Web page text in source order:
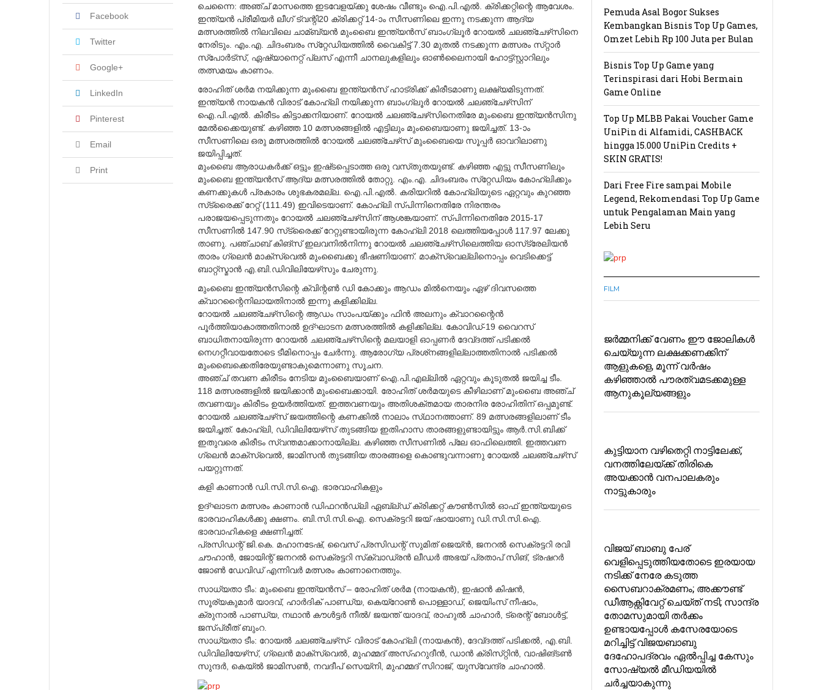
yang Lebih Seru2
0
2
ചെന്നൈ: അഞ്ച്‌ മാസത്തെ ഇടവേളയ്‌ക്കു ശേഷം വീണ്ടും ഐ.പി.എല്‍. ക്രിക്കറ്റിന്റെ ആവേശം.
ഇന്ത്യന്‍ പ്രീമിയര്‍ ലീഗ്‌ ട്വന്റി20 ക്രിക്കറ്റ്‌ 14-ാം സീസണിലെ ഇന്നു നടക്കുന്ന ആദ്യ
മത്സരത്തില്‍ നിലവിലെ ചാമ്ബ്യന്‍ മുംബൈ ഇന്ത്യന്‍സ്‌ ബാംഗ്ലൂര്‍ റോയല്‍ ചലഞ്ചേഴ്‌സിനെ
നേരിടും. എം.എ. ചിദംബരം സ്‌റ്റേഡിയത്തില്‍ വൈകിട്ട്‌ 7.30 മുതല്‍ നടക്കുന്ന മത്സരം സ്‌റ്റാര്‍
സ്‌പോര്‍ട്‌സ്, ഏഷ്യാനെറ്റ്‌ പ്ലസ്‌ എന്നീ ചാനലുകളിലും ഓണ്‍ലൈനായി ഹോട്ട്‌സ്റ്റാറിലും
തത്സമയം കാണാം.
രോഹിത്‌ ശര്‍മ നയിക്കുന്ന മുംബൈ ഇന്ത്യന്‍സ്‌ ഹാട്രിക്ക്‌ കിരീടമാണു ലക്ഷ്യമിടുന്നത്‌.
ഇന്ത്യന്‍ നായകന്‍ വിരാട്‌ കോഹ്ലി നയിക്കുന്ന ബാംഗ്ലൂര്‍ റോയല്‍ ചലഞ്ചേഴ്‌സിന്‌
ഐ.പി.എല്‍. കിരീടം കിട്ടാക്കനിയാണ്‌. റോയല്‍ ചലഞ്ചേഴ്‌സിനെതിരേ മുംബൈ ഇന്ത്യന്‍സിനു
മേല്‍ക്കൈയുണ്ട്‌. കഴിഞ്ഞ 10 മത്സരങ്ങളില്‍ എട്ടിലും മുംബൈയാണു ജയിച്ചത്‌. 13-ാം
സീസണിലെ ഒരു മത്സരത്തില്‍ റോയല്‍ ചലഞ്ചേഴ്‌സ് മുംബൈയെ സൂപ്പര്‍ ഓവറിലാണു
ജയിപ്പിച്ചത്‌.
മുംബൈ ആരാധകര്‍ക്ക്‌ ഒട്ടും ഇഷ്‌ടപ്പെടാത്ത ഒരു വസ്‌തുതയുണ്ട്‌. കഴിഞ്ഞ എട്ടു സീസണിലും
മുംബൈ ഇന്ത്യന്‍സ്‌ ആദ്യ മത്സരത്തില്‍ തോറ്റു. എം.എ. ചിദംബരം സ്‌റ്റേഡിയം കോഹ്ലിക്കും
കണക്കുകള്‍ പ്രകാരം ശുഭകരമല്ല. ഐ.പി.എല്‍. കരിയറില്‍ കോഹ്ലിയുടെ ഏറ്റവും കുറഞ്ഞ
സ്‌ട്രൈക്ക്‌ റേറ്റ്‌ (111.49) ഇവിടെയാണ്‌. കോഹ്ലി സ്‌പിന്നിനെതിരേ നിരന്തരം
പരാജയപ്പെടുന്നതും റോയല്‍ ചലഞ്ചേഴ്‌സിന്‌ ആശങ്കയാണ്‌. സ്‌പിന്നിനെതിരേ 2015-17
സീസണില്‍ 147.90 സ്‌ട്രൈക്ക്‌ റേറ്റുണ്ടായിരുന്ന കോഹ്ലി 2018 ലെത്തിയപ്പോള്‍ 117.97 ലേക്കു
താണു. പഞ്ചാബ്‌ കിങ്‌സ് ഇലവനില്‍നിന്നു റോയല്‍ ചലഞ്ചേഴ്‌സിലെത്തിയ ഓസ്‌ട്രേലിയന്‍
താരം ഗ്ലെന്‍ മാക്‌സ്വെല്‍ മുംബൈക്കു ഭീഷണിയാണ്‌. മാക്‌സ്വെല്ലിനൊപ്പം വെടിക്കെട്ട്‌
ബാറ്റ്‌സ്മാന്‍ എ.ബി.ഡിവിലിയേഴ്‌സും ചേരുന്നു.
മുംബൈ ഇന്ത്യന്‍സിന്റെ ക്വിന്റണ്‍ ഡി കോക്കും ആഡം മില്‍നെയും ഏഴ്‌ ദിവസത്തെ
ക്വാറന്റൈനിലായതിനാല്‍ ഇന്നു കളിക്കില്ല.
റോയല്‍ ചലഞ്ചേഴ്‌സിന്റെ ആഡം സാംപയ്‌ക്കും ഫിന്‍ അലനും ക്വാറന്റൈന്‍
പൂര്‍ത്തിയാകാത്തതിനാല്‍ ഉദ്‌ഘാടന മത്സരത്തില്‍ കളിക്കില്ല. കോവിഡ്‌-19 വൈറസ്‌
ബാധിതനായിരുന്ന റോയല്‍ ചലഞ്ചേഴ്‌സിന്റെ മലയാളി ഓപ്പണര്‍ ദേവ്‌ദത്ത്‌ പടിക്കല്‍
നെഗറ്റീവായതോടെ ടീമിനൊപ്പം ചേര്‍ന്നു. ആരോഗ്യ പ്രശ്‌നങ്ങളില്ലാത്തതിനാല്‍ പടിക്കല്‍
മുംബൈക്കെതിരേയുണ്ടാകുമെന്നാണു സൂചന.
അഞ്ച്‌ തവണ കിരീടം നേടിയ മുംബൈയാണ്‌ ഐ.പി.എല്ലില്‍ ഏറ്റവും കൂടുതല്‍ ജയിച്ച ടീം.
118 മത്സരങ്ങളില്‍ ജയിക്കാന്‍ മുംബൈക്കായി. രോഹിത്‌ ശര്‍മയുടെ കീഴിലാണ്‌ മുംബൈ അഞ്ച്‌
തവണയും കിരീടം ഉയര്‍ത്തിയത്‌. ഇത്തവണയും അതിശക്‌തമായ താരനിര രോഹിതിന്‌ ഒപ്പമുണ്ട്‌.
റോയല്‍ ചലഞ്ചേഴ്‌സ് ജയത്തിന്റെ കണക്കില്‍ നാലാം സ്‌ഥാനത്താണ്‌. 89 മത്സരങ്ങളിലാണ്‌ ടീം
ജയിച്ചത്‌. കോഹ്ലി, ഡിവിലിയേഴ്‌സ് തുടങ്ങിയ ഇതിഹാസ താരങ്ങളുണ്ടായിട്ടും ആര്‍.സി.ബിക്ക്‌
ഇതുവരെ കിരീടം സ്വന്തമാക്കാനായില്ല. കഴിഞ്ഞ സീസണില്‍ പ്ലേ ഓഫിലെത്തി. ഇത്തവണ
ഗ്ലെന്‍ മാക്‌സ്വെല്‍, ജാമിസന്‍ തുടങ്ങിയ താരങ്ങളെ കൊണ്ടുവന്നാണു റോയല്‍ ചലഞ്ചേഴ്‌സ്
പയറ്റുന്നത്‌.
കളി കാണാന്‍ ഡി.സി.സി.ഐ. ഭാരവാഹികളും
ഉദ്‌ഘാടന മത്സരം കാണാന്‍ ഡിഫറന്‍ഡ്‌ലി ഏബ്ല്‌ഡ് ക്രിക്കറ്റ്‌ കൗണ്‍സില്‍ ഓഫ്‌ ഇന്ത്യയുടെ
ഭാരവാഹികള്‍ക്കു ക്ഷണം. ബി.സി.സി.ഐ. സെക്രട്ടറി ജയ്‌ ഷായാണു ഡി.സി.സി.ഐ.
ഭാരവാഹികളെ ക്ഷണിച്ചത്‌.
പ്രസിഡന്റ്‌ ജി.കെ. മഹാനടേഷ്‌, വൈസ്‌ പ്രസിഡന്റ്‌ സുമിത്‌ ജെയ്‌ന്‍, ജനറല്‍ സെക്രട്ടറി രവി
ചൗഹാന്‍, ജോയിന്റ്‌ ജനറല്‍ സെക്രട്ടറി സ്‌ക്വാഡ്രന്‍ ലീഡര്‍ അഭയ്‌ പ്രതാപ്‌ സിങ്‌, ട്രഷറര്‍
ജോണ്‍ ഡേവിഡ്‌ എന്നിവര്‍ മത്സരം കാണാനെത്തും.
സാധ്യതാ ടീം: മുംബൈ ഇന്ത്യന്‍സ്‌ – രോഹിത്‌ ശര്‍മ (നായകന്‍), ഇഷാന്‍ കിഷന്‍,
സൂര്യകുമാര്‍ യാദവ്‌, ഹാര്‍ദിക്‌ പാണ്ഡ്യ, കെയ്‌റോണ്‍ പൊള്ളാഡ്‌, ജെയിംസ്‌ നീഷാം,
ക്രുനാല്‍ പാണ്ഡ്യ, നഥാന്‍ കൗള്‍ട്ടര്‍ നീല്‍/ ജയന്ത്‌ യാദവ്‌, രാഹുല്‍ ചാഹാര്‍, ട്രെന്റ്‌ ബോള്‍ട്ട്‌,
ജസ്‌പ്രീത്‌ ബുംറ.
സാധ്യതാ ടീം: റോയല്‍ ചലഞ്ചേഴ്‌സ്- വിരാട്‌ കോഹ്ലി (നായകന്‍), ദേവ്‌ദത്ത്‌ പടിക്കല്‍, എ.ബി.
ഡിവിലിയേഴ്‌സ്, ഗ്ലെന്‍ മാക്‌സ്വെല്‍, മുഹമ്മദ്‌ അസ്‌ഹറുദീന്‍, ഡാന്‍ ക്രിസ്‌റ്റിന്‍, വാഷിങ്‌ടണ്‍
സുന്ദര്‍, കെയ്‌ല്‍ ജാമിസണ്‍, നവദീപ്‌ സെയ്‌നി, മുഹമ്മദ്‌ സിറാജ്‌, യുസ്‌വേന്ദ്ര ചാഹാല്‍.
Facebook
Twitter
Google+
LinkedIn
Pinterest
Email
Print
Pemuda Asal Bogor Sukses
Kembangkan Bisnis Top Up Games,
Omzet Lebih Rp 100 Juta per Bulan
Bisnis Top Up Game yang
Terinspirasi dari Hobi Bermain
Game Online
Top Up MLBB Pakai Voucher Game
UniPin di Alfamidi, CASHBACK
hingga 15.000 UniPin Credits +
SKIN GRATIS!
Dari Free Fire sampai Mobile
Legend, Rekomendasi Top Up Game
untuk Pengalaman Main yang
Lebih Seru
FILM
ജർമ്മനിക്ക് വേണം ഈ ജോലികൾ
ചെയ്യുന്ന ലക്ഷക്കണക്കിന്
ആളുകളെ, മൂന്ന് വർഷം
കഴിഞ്ഞാൽ പൗരത്വമടക്കമുള്ള
ആനുകൂല്യങ്ങളും
കുട്ടിയാന വഴിതെറ്റി നാട്ടിലേക്ക്,
വനത്തിലേയ്ക്ക് തിരികെ
അയക്കാൻ വനപാലകരും
നാട്ടുകാരും
വിജയ്‌ ബാബു പേര്
വെളിപ്പെടുത്തിയതോടെ ഇരയായ
നടിക്ക് നേരേ കടുത്ത
സൈബറാക്രമണം; അക്കൗണ്ട്‌
ഡീആക്റ്റിവേറ്റ് ചെയ്ത് നടി; സാന്ദ്ര
തോമസുമായി തര്‍ക്കം
ഉണ്ടായപ്പോള്‍ കസേരയോടെ
മറിച്ചിട്ട് വിജയബാബു
ദേഹോപദ്രവം ഏല്‍പ്പിച്ച കേസും
സോഷ്യല്‍ മീഡിയയില്‍
ചര്‍ച്ചയാകുന്നു